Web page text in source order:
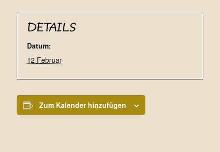
DETAILS
Datum:
12 Februar
Zum Kalender hinzufügen